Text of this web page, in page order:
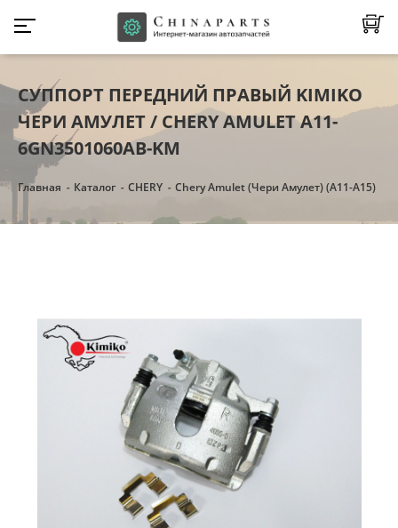
СУППОРТ ПЕРЕДНИЙ ПРАВЫЙ KIMIKO
ЧЕРИ АМУЛЕТ / CHERY AMULET A11-
6GN3501060AB-KM
Главная Каталог CHERY Chery Amulet (Чери Амулет) (А11-А15)